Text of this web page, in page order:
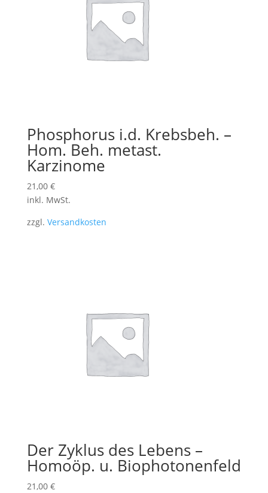
Phosphorus i.d. Krebsbeh. –
Hom. Beh. metast.
Karzinome
21,00 €
inkl. MwSt.
zzgl. Versandkosten
Der Zyklus des Lebens –
Homoöp. u. Biophotonenfeld
21,00 €